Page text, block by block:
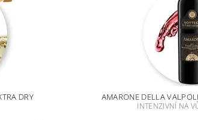
DRY AMARONE DELLA
INTENZIVNÍ NA